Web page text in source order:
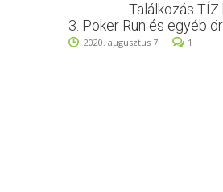
Találkozás TÍZ
3. Poker Run és egyéb
2020. augusztus 7. 1